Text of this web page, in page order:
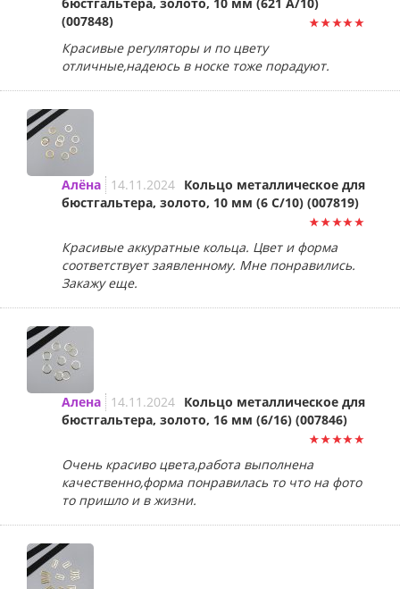
(007848)
Красивые регуляторы и по цвету
отличные,надеюсь в носке тоже порадуют.
Алёна 14.11.2024 Кольцо металлическое для
бюстгальтера, золото, 10 мм (6 C/10) (007819)
Красивые аккуратные кольца. Цвет и форма
соответствует заявленному. Мне понравились.
Закажу еще.
Алена 14.11.2024 Кольцо металлическое для
бюстгальтера, золото, 16 мм (6/16) (007846)
Очень красиво цвета,работа выполнена
качественно,форма понравилась то что на фото
то пришло и в жизни.